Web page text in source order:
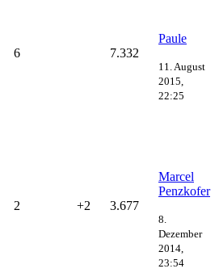
6 7.332
Paule
11. August
2015,
22:25
2 +2 3.677
Marcel
Penzkofer
8.
Dezember
2014,
23:54